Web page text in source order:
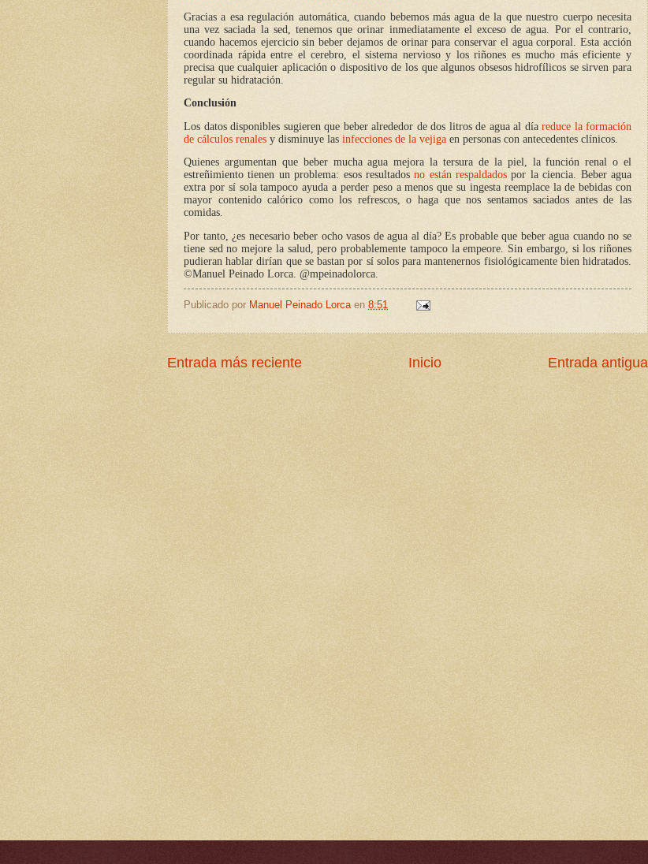
Gracias a esa regulación automática, cuando bebemos más agua de la que nuestro cuerpo necesita
una vez saciada la sed, tenemos que orinar inmediatamente el exceso de agua. Por el contrario,
cuando hacemos ejercicio sin beber dejamos de orinar para conservar el agua corporal. Esta acción
coordinada rápida entre el cerebro, el sistema nervioso y los riñones es mucho más eficiente y
precisa que cualquier aplicación o dispositivo de los que algunos obsesos hidrofílicos se sirven para
regular su hidratación.
Conclusión
Los datos disponibles sugieren que beber alrededor de dos litros de agua al día reduce la formación
de cálculos renales y disminuye las infecciones de la vejiga en personas con antecedentes clínicos.
Quienes argumentan que beber mucha agua mejora la tersura de la piel, la función renal o el
estreñimiento tienen un problema: esos resultadosno están respaldados por la ciencia. Beber agua
extra por sí sola tampoco ayuda a perder peso a menos que su ingesta reemplace la de bebidas con
mayor contenido calórico como los refrescos, o haga que nos sentamos saciados antes de las
comidas.
Por tanto, ¿es necesario beber ocho vasos de agua al día? Es probable que beber agua cuando no se
tiene sed no mejore la salud, pero probablemente tampoco la empeore. Sin embargo, si los riñones
pudieran hablar dirían que se bastan por sí solos para mantenernos fisiológicamente bien hidratados.
©Manuel Peinado Lorca. @mpeinadolorca.
Publicado por Manuel Peinado Lorca en 8:51
Entrada más reciente Entrada antigua
Inicio